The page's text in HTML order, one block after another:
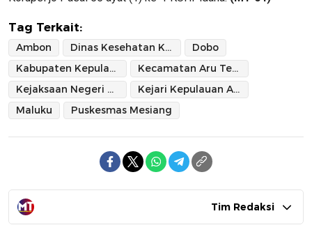
Tag Terkait:
Ambon Dinas Kesehatan Kabupaten Kepulauan Aru
Dobo
Kabupaten Kepulauan Aru
Kecamatan Aru Tengah Selatan
Kejaksaan Negeri Kepulauan Aru
Kejari Kepulauan Aru
Maluku
Puskesmas Mesiang
Tim Redaksi